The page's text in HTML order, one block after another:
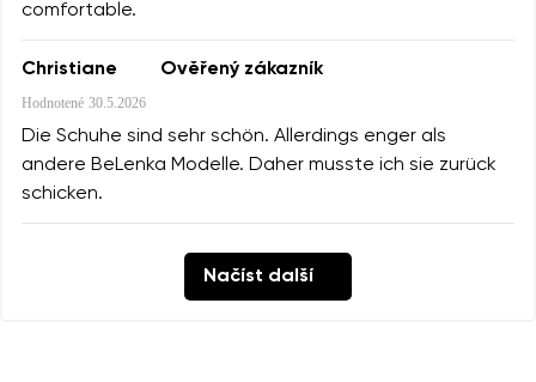
comfortable.
Christiane Ověřený zákazník
Hodnotené 30.5.2026
Die Schuhe sind sehr schön. Allerdings enger als
andere BeLenka Modelle. Daher musste ich sie zurück
schicken.
Načíst další